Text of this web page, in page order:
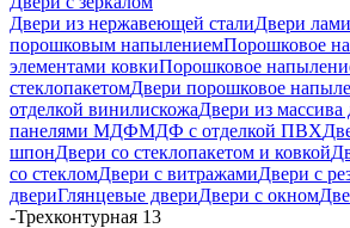
Двери из нержавеющей сталиДвери
порошковым напылениемПорошковое
элементами ковкиПорошковое
стеклопакетомДвери порошковое
отделкой винилискожаДвери из массива
панелями МДФМДФ с отделкой ПВХ
шпонДвери со стеклопакетом и ковкой
со стекломДвери с витражамиДвери с
двериГлянцевые двериДвери с окном
-Трехконтурная 13